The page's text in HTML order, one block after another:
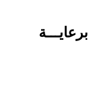
برعايـــة